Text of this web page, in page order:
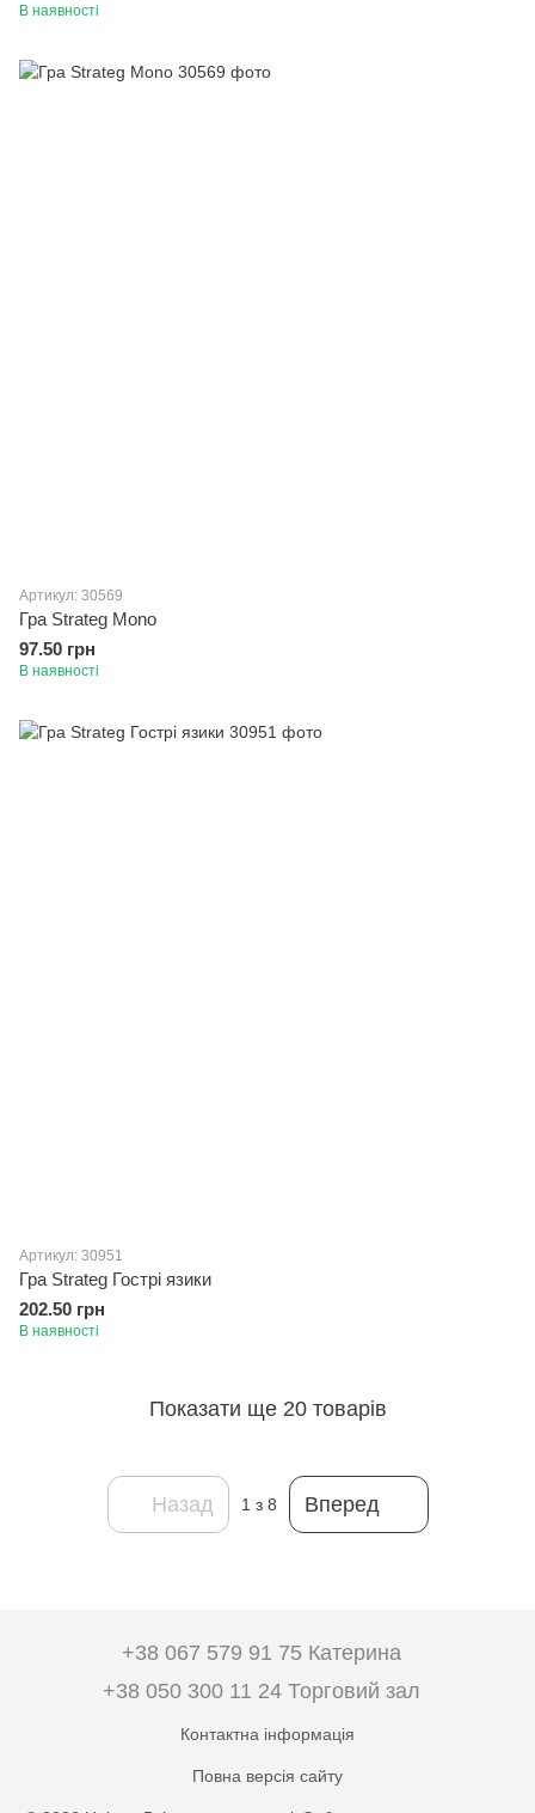
В наявності
Артикул: 30569
Гра Strateg Mono
97.50 грн
В наявності
Артикул: 30951
Гра Strateg Гострi язики
202.50 грн
В наявності
Показати ще 20 товарів
Назад 1 з 8 Вперед
+38 067 579 91 75 Катерина
+38 050 300 11 24 Торговий зал
Контактна інформація
Повна версія сайту